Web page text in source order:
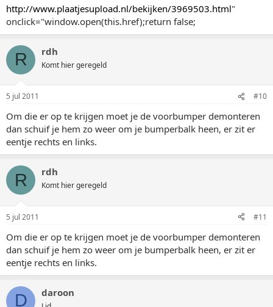
http://www.plaatjesupload.nl/bekijken/3969503.html"
onclick="window.open(this.href);return false;
R rdh
Komt hier geregeld
5 jul 2011 #10
Om die er op te krijgen moet je de voorbumper demonteren
dan schuif je hem zo weer om je bumperbalk heen, er zit er
eentje rechts en links.
R rdh
Komt hier geregeld
5 jul 2011 #11
Om die er op te krijgen moet je de voorbumper demonteren
dan schuif je hem zo weer om je bumperbalk heen, er zit er
eentje rechts en links.
D daroon